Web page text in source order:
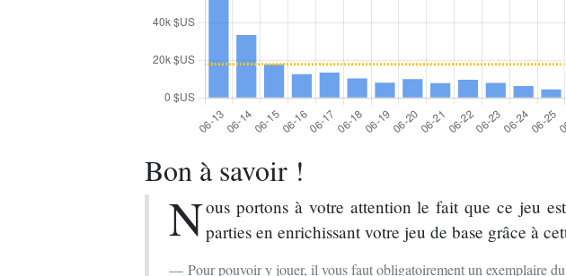
Bon à savoir !
Nous portons à votre attention le fait que ce jeu
parties en enrichissant votre jeu de base grâce à
Pour pouvoir y jouer, il vous faut obligatoirement un exemplaire